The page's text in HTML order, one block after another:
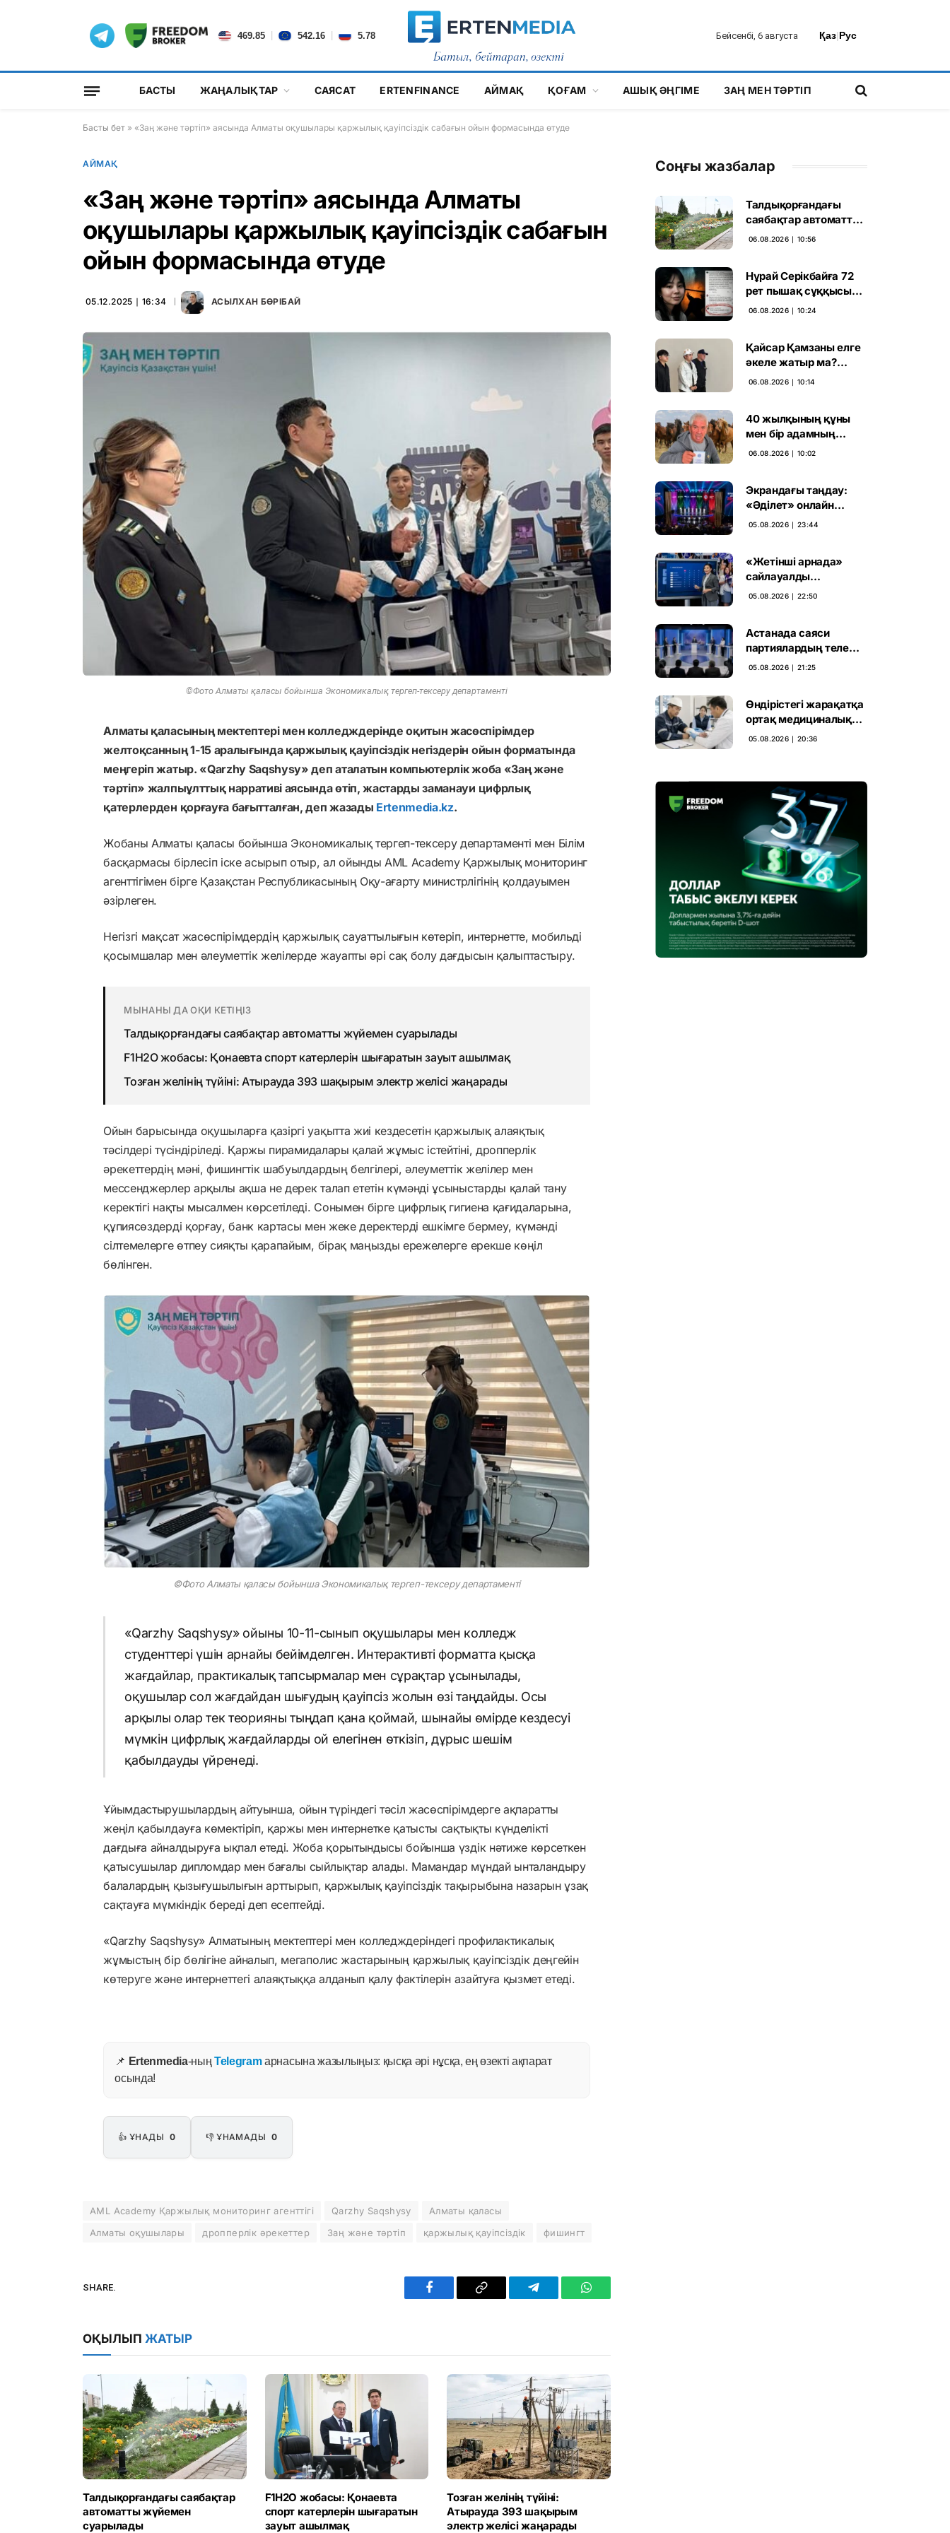
469.85 542.16 5.78 Бейсенбі, 6 августа Қаз|Рус
БАСТЫ ЖАҢАЛЫҚТАР САЯСАТ ERTENFINANCE АЙМАҚ ҚОҒАМ АШЫҚ ӘҢГІМЕ ЗАҢ МЕН ТӘРТІП
Басты бет » «Заң және тәртіп» аясында Алматы оқушылары қаржылық қауіпсіздік сабағын ойын формасында өтуде
АЙМАҚ
«Заң және тәртіп» аясында Алматы
оқушылары қаржылық қауіпсіздік сабағын
ойын формасында өтуде
05.12.2025 ∣ 16:34 АСЫЛХАН БӨРІБАЙ
©Фото Алматы қаласы бойынша Экономикалық тергеп-тексеру департаменті
Алматы қаласының мектептері мен колледждерінде оқитын жасөспірімдер
желтоқсанның 1-15 аралығында қаржылық қауіпсіздік негіздерін ойын форматында
меңгеріп жатыр. «Qarzhy Saqshysy» деп аталатын компьютерлік жоба «Заң және
тәртіп» жалпыұлттық нарративі аясында өтіп, жастарды заманауи цифрлық
қатерлерден қорғауға бағытталған, деп жазады Ertenmedia.kz.
Жобаны Алматы қаласы бойынша Экономикалық тергеп-тексеру департаменті мен Білім
басқармасы бірлесіп іске асырып отыр, ал ойынды AML Academy Қаржылық мониторинг
агенттігімен бірге Қазақстан Республикасының Оқу-ағарту министрлігінің қолдауымен
әзірлеген.
Негізгі мақсат жасөспірімдердің қаржылық сауаттылығын көтеріп, интернетте, мобильді
қосымшалар мен әлеуметтік желілерде жауапты әрі сақ болу дағдысын қалыптастыру.
МЫНАНЫ ДА ОҚИ КЕТІҢІЗ
Талдықорғандағы саябақтар автоматты жүйемен суарылады
F1H2O жобасы: Қонаевта спорт катерлерін шығаратын зауыт ашылмақ
Тозған желінің түйіні: Атырауда 393 шақырым электр желісі жаңарады
Ойын барысында оқушыларға қазіргі уақытта жиі кездесетін қаржылық алаяқтық
тәсілдері түсіндіріледі. Қаржы пирамидалары қалай жұмыс істейтіні, дропперлік
әрекеттердің мәні, фишингтік шабуылдардың белгілері, әлеуметтік желілер мен
мессенджерлер арқылы ақша не дерек талап ететін күмәнді ұсыныстарды қалай тану
керектігі нақты мысалмен көрсетіледі. Сонымен бірге цифрлық гигиена қағидаларына,
құпиясөздерді қорғау, банк картасы мен жеке деректерді ешкімге бермеу, күмәнді
сілтемелерге өтпеу сияқты қарапайым, бірақ маңызды ережелерге ерекше көңіл
бөлінген.
©Фото Алматы қаласы бойынша Экономикалық тергеп-тексеру департаменті
«Qarzhy Saqshysy» ойыны 10-11-сынып оқушылары мен колледж
студенттері үшін арнайы бейімделген. Интерактивті форматта қысқа
жағдайлар, практикалық тапсырмалар мен сұрақтар ұсынылады,
оқушылар сол жағдайдан шығудың қауіпсіз жолын өзі таңдайды. Осы
арқылы олар тек теорияны тыңдап қана қоймай, шынайы өмірде кездесуі
мүмкін цифрлық жағдайларды ой елегінен өткізіп, дұрыс шешім
қабылдауды үйренеді.
Ұйымдастырушылардың айтуынша, ойын түріндегі тәсіл жасөспірімдерге ақпаратты
жеңіл қабылдауға көмектіріп, қаржы мен интернетке қатысты сақтықты күнделікті
дағдыға айналдыруға ықпал етеді. Жоба қорытындысы бойынша үздік нәтиже көрсеткен
қатысушылар дипломдар мен бағалы сыйлықтар алады. Мамандар мұндай ынталандыру
балалардың қызығушылығын арттырып, қаржылық қауіпсіздік тақырыбына назарын ұзақ
сақтауға мүмкіндік береді деп есептейді.
«Qarzhy Saqshysy» Алматының мектептері мен колледждеріндегі профилактикалық
жұмыстың бір бөлігіне айналып, мегаполис жастарының қаржылық қауіпсіздік деңгейін
көтеруге және интернеттегі алаяқтыққа алданып қалу фактілерін азайтуға қызмет етеді.
📌 Ertenmedia-ның Telegramарнасына жазылыңыз: қысқа әрі нұсқа, ең өзекті ақпарат
осында!
👍 ҰНАДЫ 0 👎 ҰНАМАДЫ 0
AML Academy Қаржылық мониторинг агенттігі Qarzhy Saqshysy
Алматы қаласы
Алматы оқушылары
дропперлік әрекеттер Заң және тәртіп қаржылық қауіпсіздік фишингт
SHARE.
Facebook Copy
Telegram WhatsApp
ОҚЫЛЫП ЖАТЫР
Талдықорғандағы саябақтар
автоматты жүйемен
суарылады
F1H2O жобасы: Қонаевта
спорт катерлерін шығаратын
зауыт ашылмақ
Тозған желінің түйіні:
Атырауда 393 шақырым
электр желісі жаңарады
Соңғы жазбалар
Талдықорғандағы
саябақтар автоматты
жүйемен суарылады
06.08.2026 ∣ 10:56
Нұрай Серікбайға 72
рет пышақ сұққысы
келгенін жазған адам
06.08.2026 ∣ 10:24
Қайсар Қамзаны елге
әкеле жатыр ма?
Атышулы Блогер
06.08.2026 ∣ 10:14
40 жылқының құны
мен бір адамның
тағдыры: апелляция 7
06.08.2026 ∣ 10:02
Экрандағы таңдау:
«Әділет» онлайн
дауыс беруде алға
05.08.2026 ∣ 23:44
«Жетінші арнада»
сайлауалды
теледебаттың аралық
05.08.2026 ∣ 22:50
Астанада саяси
партиялардың теле
дебаты басталды
05.08.2026 ∣ 21:25
Өндірістегі жарақатқа
ортақ медициналық
талап енгізілмек
05.08.2026 ∣ 20:36